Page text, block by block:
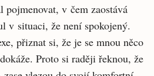
pojmenovat, v čem zaostává
v situaci, že není spokojený.
přiznat si, že je se mnou něco
Proto si raději řeknou, že